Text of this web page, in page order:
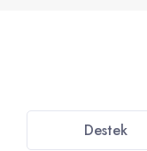
Destek